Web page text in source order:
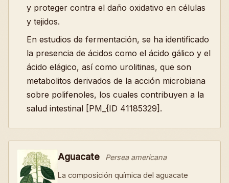
y proteger contra el daño oxidativo en células
y tejidos.
En estudios de fermentación, se ha identificado
la presencia de ácidos como el ácido gálico y el
ácido elágico, así como urolitinas, que son
metabolitos derivados de la acción microbiana
sobre polifenoles, los cuales contribuyen a la
salud intestinal [PM_{ID 41185329].
Aguacate Persea americana
La composición química del aguacate